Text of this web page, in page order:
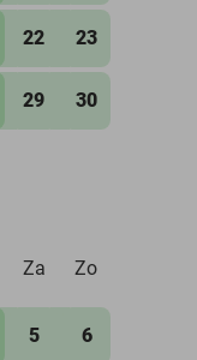
22 23
29 30
Za Zo
5 6